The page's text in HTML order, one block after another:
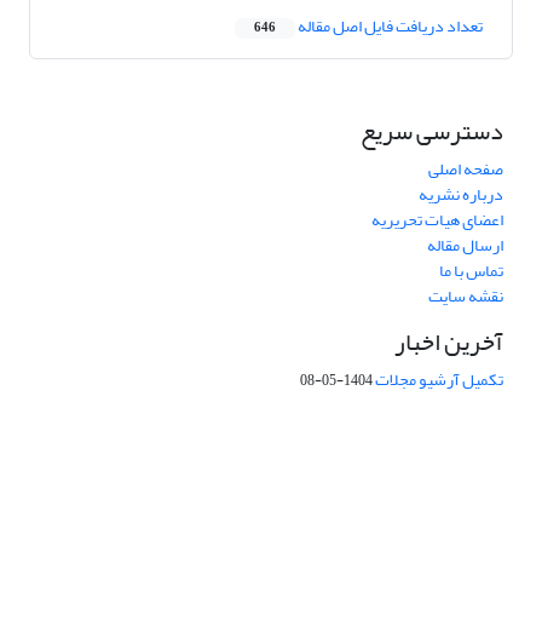
تعداد دریافت فایل اصل مقاله 646
دسترسی سریع
صفحه اصلی
درباره نشریه
اعضای هیات تحریریه
ارسال مقاله
تماس با ما
نقشه سایت
آخرین اخبار
تکمیل آرشیو مجلات1404-05-08